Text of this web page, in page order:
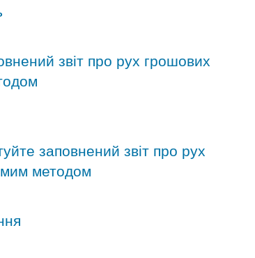
звіт про рух грошових
заповнений звіт про рух
методом